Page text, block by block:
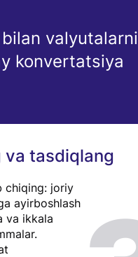
valyutalarni
konvertatsiya
va tasdiqlang
chiqing: joriy
ayirboshlash
va ikkala